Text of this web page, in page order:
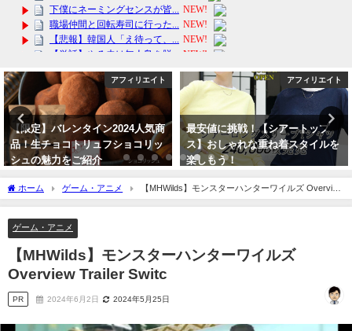
アフィリエイト
最安値に挑戦！【シアートップ
ス】おしゃれな重ね着スタイルを
楽しもう！
アフィリエイト
【正規品｜送料無料｜公式パンフ
レット】ラッシュアディクト アイ
ラッシュ コンディショニングセラ
ム 5ml まつ毛美容液
ホーム ゲーム・アニメ
【MHWilds】モンスターハンターワイルズ Overview
Trailer Switc
ゲーム・アニメ
【MHWilds】モンスターハンターワイルズ
Overview Trailer Switc
PR 2024年6月2日 2024年5月25日